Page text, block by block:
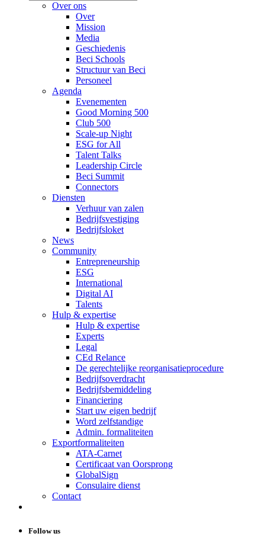
Over ons
Over
Mission
Media
Geschiedenis
Beci Schools
Structuur van Beci
Personeel
Agenda
Evenementen
Good Morning 500
Club 500
Scale-up Night
ESG for All
Talent Talks
Leadership Circle
Beci Summit
Connectors
Diensten
Verhuur van zalen
Bedrijfsvestiging
Bedrijfsloket
News
Community
Entrepreneurship
ESG
International
Digital AI
Talents
Hulp & expertise
Hulp & expertise
Experts
Legal
CEd Relance
De gerechtelijke reorganisatieprocedure
Bedrijfsoverdracht
Bedrijfsbemiddeling
Financiering
Start uw eigen bedrijf
Word zelfstandige
Admin. formaliteiten
Exportformaliteiten
ATA-Carnet
Certificaat van Oorsprong
GlobalSign
Consulaire dienst
Contact
Follow us